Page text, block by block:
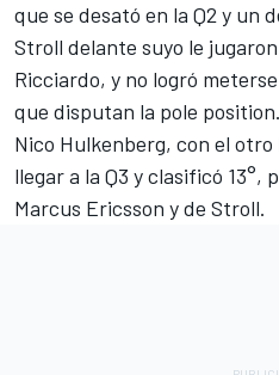
que se desató en la Q2 y un
Stroll delante suyo le
Ricciardo, y no logró
que disputan la pole position.
Nico Hulkenberg, con el
llegar a la Q3 y clasificó 13°,
Marcus Ericsson y de Stroll.